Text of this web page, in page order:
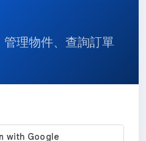
理物件、查詢訂單